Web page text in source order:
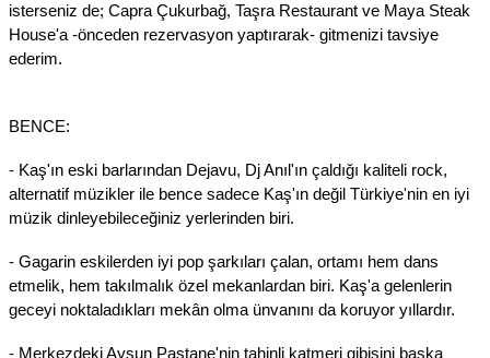
isterseniz de; Capra Çukurbağ, Taşra Restaurant ve Maya Steak
House'a -önceden rezervasyon yaptırarak- gitmenizi tavsiye
ederim.
BENCE:
- Kaş'ın eski barlarından Dejavu, Dj Anıl'ın çaldığı kaliteli rock,
alternatif müzikler ile bence sadece Kaş'ın değil Türkiye'nin en iyi
müzik dinleyebileceğiniz yerlerinden biri.
- Gagarin eskilerden iyi pop şarkıları çalan, ortamı hem dans
etmelik, hem takılmalık özel mekanlardan biri. Kaş'a gelenlerin
geceyi noktaladıkları mekân olma ünvanını da koruyor yıllardır.
- Merkezdeki Aysun Pastane'nin tahinli katmeri gibisini başka